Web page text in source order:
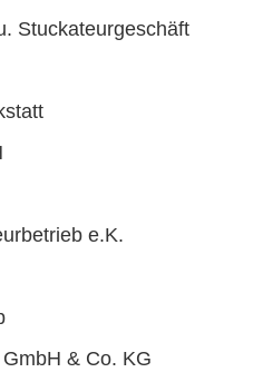
Stuckateurgeschäft
e.K.
& Co. KG